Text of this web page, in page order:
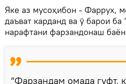
Яке аз мусоҳибон - Фаррух,
даъват карданд ва ӯ барои ба
нарафтани фарзандонаш
“Фарзандам омада гуфт,